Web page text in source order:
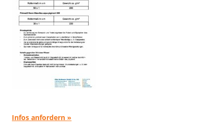
Infos anfordern »